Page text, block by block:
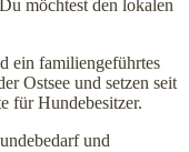
möchtest den lokalen
ein familiengeführtes
Ostsee und setzen seit
für Hundebesitzer.